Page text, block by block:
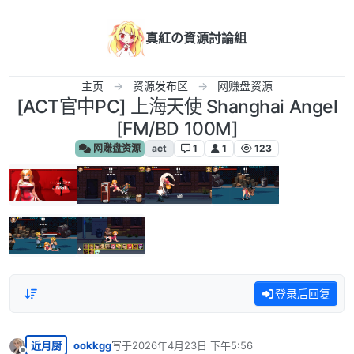
真紅の資源討論組
主页 资源发布区 网赚盘资源
[ACT官中PC] 上海天使 Shanghai Angel
[FM/BD 100M]
网赚盘资源 act 1 1 123
登录后回复
近月厨 ookkgg写于2026年4月23日 下午5:56